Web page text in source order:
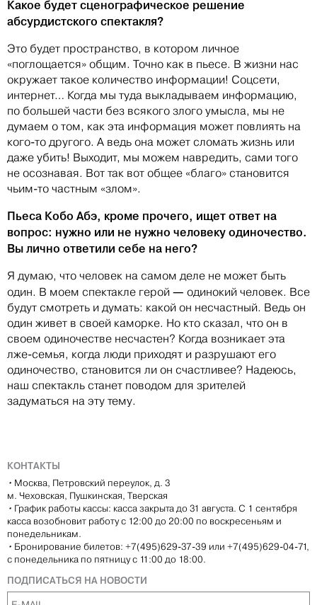
Какое будет сценографическое решение
абсурдистского спектакля?
Это будет пространство, в котором личное
«поглощается» общим. Точно как в пьесе. В жизни нас
окружает такое количество информации! Соцсети,
интернет… Когда мы туда выкладываем информацию,
по большей части без всякого злого умысла, мы не
думаем о том, как эта информация может повлиять на
кого-то другого. А ведь она может сломать жизнь или
даже убить! Выходит, мы можем навредить, сами того
не осознавая. Вот так вот общее «благо» становится
чьим-то частным «злом».
Пьеса Кобо Абэ, кроме прочего, ищет ответ на
вопрос: нужно или не нужно человеку одиночество.
Вы лично ответили себе на него?
Я думаю, что человек на самом деле не может быть
один. В моем спектакле герой — одинокий человек. Все
будут смотреть и думать: какой он несчастный. Ведь он
один живет в своей каморке. Но кто сказал, что он в
своем одиночестве несчастен? Когда возникает эта
лже-семья, когда люди приходят и разрушают его
одиночество, становится ли он счастливее? Надеюсь,
наш спектакль станет поводом для зрителей
задуматься на эту тему.
КОНТАКТЫ
• Москва, Петровский переулок, д. 3
м. Чеховская, Пушкинская, Тверская
• График работы кассы: касса закрыта до 31 августа. С 1 сентября
касса возобновит работу с 12:00 до 20:00 по воскресеньям и
понедельникам.
• Бронирование билетов: +7(495)629-37-39 или +7(495)629-04-71,
с понедельника по пятницу с 11:00 до 18:00.
ПОДПИСАТЬСЯ НА НОВОСТИ